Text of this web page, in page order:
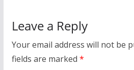
Leave a Reply
Your email address will not be
fields are marked *